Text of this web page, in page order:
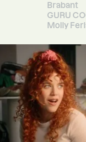
Brabant
GURU
Molly